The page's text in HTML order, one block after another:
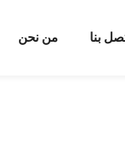
من نحن بنا